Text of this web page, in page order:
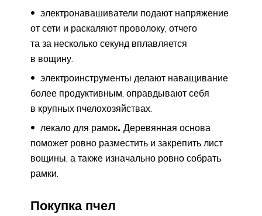
электронавашиватели подают напряжение
от сети и раскаляют проволоку, отчего
та за несколько секунд вплавляется
в вощину.
электроинструменты делают наващивание
более продуктивным, оправдывают себя
в крупных пчелохозяйствах.
лекало для рамок. Деревянная основа
поможет ровно разместить и закрепить лист
вощины, а также изначально ровно собрать
рамки.
Покупка пчел